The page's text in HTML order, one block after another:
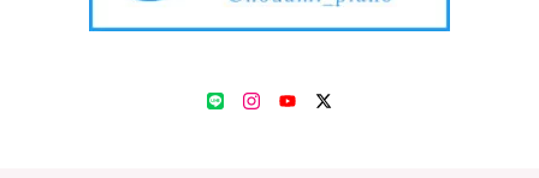
LINEInstagram
YouTube